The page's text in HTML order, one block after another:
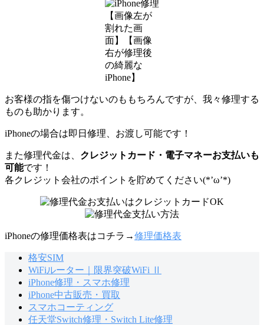
【画像左が
割れた画
面】【画像
右が修理後
の綺麗な
iPhone】
お客様の指を傷つけないのももちろんですが、我々修理する
ものも助かります。
iPhoneの場合は即日修理、お渡し可能です！
また修理代金は、 クレジットカード・電子マネーお支払いも
可能です！
各クレジット会社のポイントを貯めてください(*’ω’*)
iPhoneの修理価格表はコチラ→修理価格表
格安SIM
WiFiルーター｜限界突破WiFi Ⅱ
iPhone修理・スマホ修理
iPhone中古販売・買取
スマホコーティング
任天堂Switch修理・Switch Lite修理